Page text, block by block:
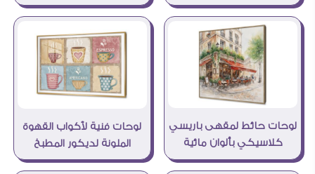
لوحات حائط لمقهى باريسي
كلاسيكي بألوان مائية
لوحات فنية لأكواب القهوة
الملونة لديكور المطبخ